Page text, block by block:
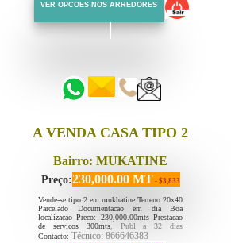
VER OPCOES NOS ARREDORES
A VENDA CASA TIPO 2
Bairro: MUKATINE
Preço:230,000.00 MT - $3,833
Vende-se tipo 2 em mukhatine Terreno 20x40
Parcelado Documentacao em dia Boa
localizacao Preco: 230,000.00mts Prestacao
de servicos 300mts, Publ a 32 dias
Contacto: Técnico: 866646383